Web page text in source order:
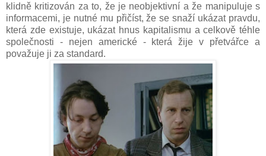
klidně kritizován za to, že je neobjektivní a že manipuluje s
informacemi, je nutné mu přičíst, že se snaží ukázat pravdu,
která zde existuje, ukázat hnus kapitalismu a celkově téhle
společnosti - nejen americké - která žije v přetvářce a
považuje ji za standard.